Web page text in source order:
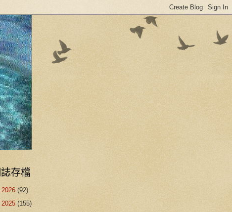
存檔
2026 (92)
2025 (155)